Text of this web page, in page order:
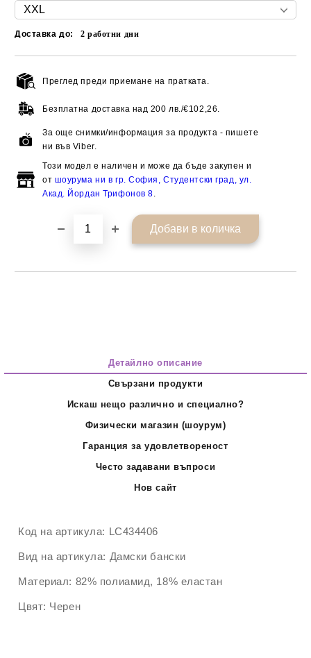
Доставка до: 2работни дни
Преглед преди приемане на пратката.
Безплатна доставка над 200 лв./€102,26.
За още снимки/информация за продукта - пишете
ни във Viber.
Този модел е наличен и може да бъде закупен и
от шоурума ни в гр. София, Студентски град, ул.
Акад. Йордан Трифонов 8.
Детайлно описание
Свързани продукти
Искаш нещо различно и специално?
Физически магазин (шоурум)
Гаранция за удовлетвореност
Често задавани въпроси
Нов сайт
Код на артикула: LC434406
Вид на артикула: Дамски бански
Материал: 82% полиамид, 18% еластан
Цвят: Черен